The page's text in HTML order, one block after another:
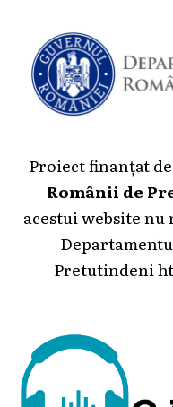
Proiect finanțat de
Românii de
acestui website
Pretutindeni